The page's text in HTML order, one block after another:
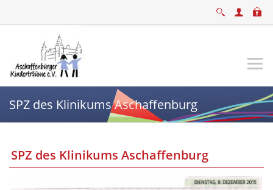
SPZ des Klinikums Aschaffenburg
SPZ des Klinikums Aschaffenburg